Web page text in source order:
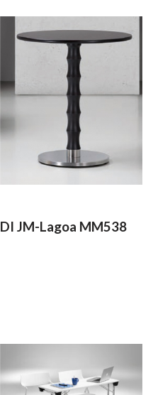
DI JM-Lagoa MM538